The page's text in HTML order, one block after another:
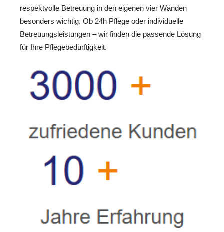
respektvolle Betreuung in den eigenen vier Wänden
besonders wichtig. Ob 24h Pflege oder individuelle
Betreuungsleistungen – wir finden die passende Lösung
für Ihre Pflegebedürftigkeit.